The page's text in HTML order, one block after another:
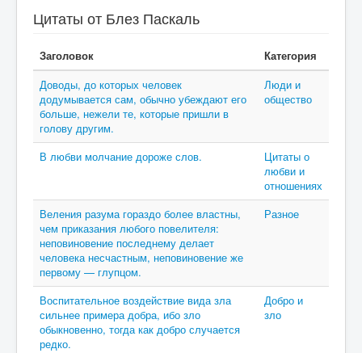
Цитаты от Блез Паскаль
Заголовок
Категория
Доводы, до которых человек
додумывается сам, обычно убеждают его
больше, нежели те, которые пришли в
голову другим.
Люди и
общество
В любви молчание дороже слов.
Цитаты о
любви и
отношениях
Веления разума гораздо более властны,
чем приказания любого повелителя:
неповиновение последнему делает
человека несчастным, неповиновение же
первому — глупцом.
Разное
Воспитательное воздействие вида зла
сильнее примера добра, ибо зло
обыкновенно, тогда как добро случается
редко.
Добро и
зло